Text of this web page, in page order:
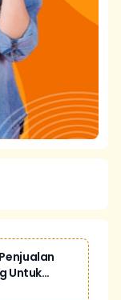
Untuk